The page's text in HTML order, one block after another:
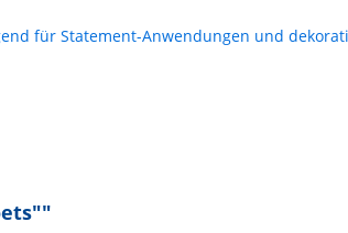
für Statement-Anwendungen und